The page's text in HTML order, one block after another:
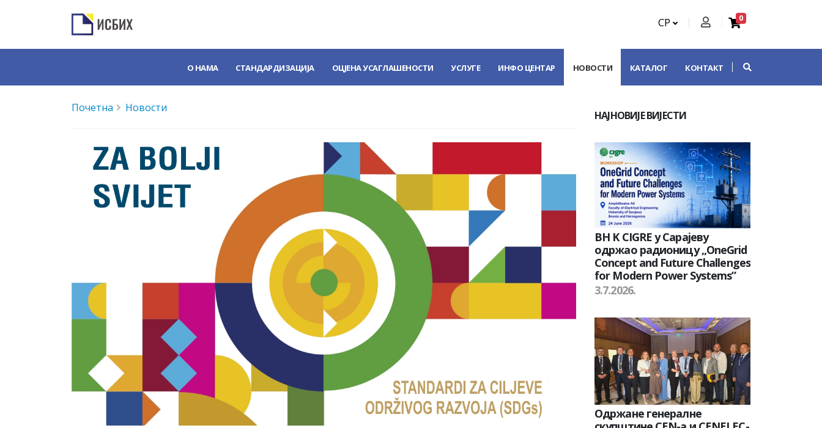
СР 0
О НАМА СТАНДАРДИЗАЦИЈА ОЦЈЕНА УСАГЛАШЕНОСТИ УСЛУГЕ ИНФО ЦЕНТАР НОВОСТИ КАТАЛОГ КОНТАКТ
Почетна Новости
НАЈНОВИЈЕ ВИЈЕСТИ
BH K CIGRE у Сарајеву
одржао радионицу „OneGrid
Concept and Future Challenges
for Modern Power Systems”
3.7.2026.
Одржане генералне